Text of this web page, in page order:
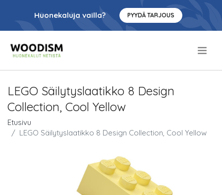
Huonekaluja vailla? PYYDÄ TARJOUS
LEGO Säilytyslaatikko 8 Design
Collection, Cool Yellow
Etusivu
LEGO Säilytyslaatikko 8 Design Collection, Cool Yellow